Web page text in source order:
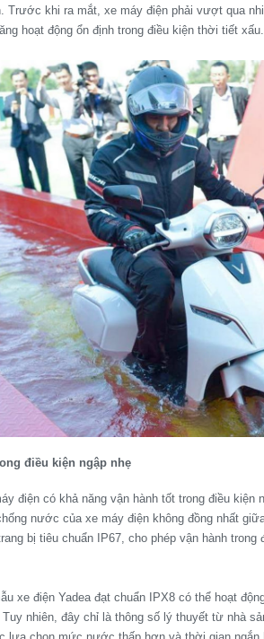
Trước khi ra mắt, xe máy điện phải vượt qua
hoạt động ổn định trong điều kiện thời tiết xấu.
điều kiện ngập nhẹ
điện có khả năng vận hành tốt trong điều kiện
nước của xe máy điện không đồng nhất
bị tiêu chuẩn IP67, cho phép vận hành trong
xe điện Yadea đạt chuẩn IPX8 có thể hoạt
nhiên, đây chỉ là thông số lý thuyết từ nhà